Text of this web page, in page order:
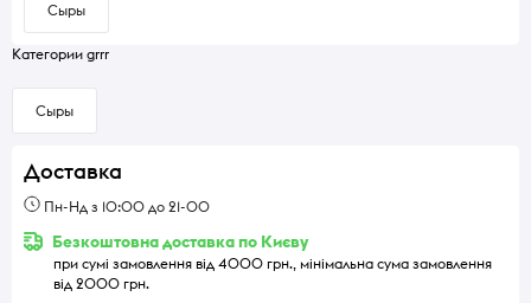
Сыры
Категории grrr
Сыры
Доставка
Пн-Нд з 10:00 до 21-00
Безкоштовна доставка по Києву
при сумі замовлення від 4000 грн., мінімальна сума замовлення
від 2000 грн.